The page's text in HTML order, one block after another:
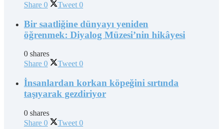
Share 0 Tweet 0
Bir saatliğine dünyayı yeniden
öğrenmek: Diyalog Müzesi’nin hikâyesi
0 shares
Share 0 Tweet 0
İnsanlardan korkan köpeğini sırtında
taşıyarak gezdiriyor
0 shares
Share 0 Tweet 0